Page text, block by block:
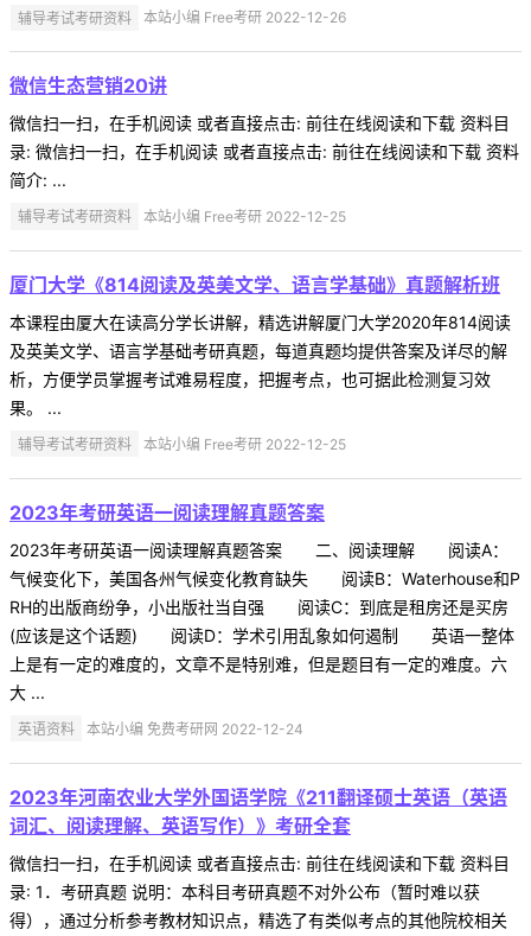
辅导考试考研资料 本站小编 Free考研 2022-12-26
微信生态营销20讲
微信扫一扫，在手机阅读 或者直接点击: 前往在线阅读和下载 资料目
录: 微信扫一扫，在手机阅读 或者直接点击: 前往在线阅读和下载 资料
简介: ...
辅导考试考研资料 本站小编 Free考研 2022-12-25
厦门大学《814阅读及英美文学、语言学基础》真题解析班
本课程由厦大在读高分学长讲解，精选讲解厦门大学2020年814阅读
及英美文学、语言学基础考研真题，每道真题均提供答案及详尽的解
析，方便学员掌握考试难易程度，把握考点，也可据此检测复习效
果。 ...
辅导考试考研资料 本站小编 Free考研 2022-12-25
2023年考研英语一阅读理解真题答案
2023年考研英语一阅读理解真题答案 二、阅读理解 阅读A：
气候变化下，美国各州气候变化教育缺失 阅读B：Waterhouse和P
RH的出版商纷争，小出版社当自强 阅读C：到底是租房还是买房
(应该是这个话题) 阅读D：学术引用乱象如何遏制 英语一整体
上是有一定的难度的，文章不是特别难，但是题目有一定的难度。六
大 ...
英语资料 本站小编 免费考研网 2022-12-24
2023年河南农业大学外国语学院《211翻译硕士英语（英语
词汇、阅读理解、英语写作）》考研全套
微信扫一扫，在手机阅读 或者直接点击: 前往在线阅读和下载 资料目
录: 1．考研真题 说明：本科目考研真题不对外公布（暂时难以获
得），通过分析参考教材知识点，精选了有类似考点的其他院校相关